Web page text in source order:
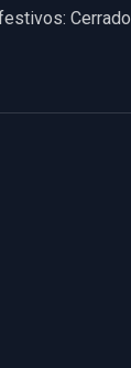
Cerrado